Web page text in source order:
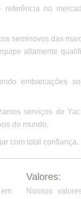
no
seminovos das
altamente
embarcações
serviços de
do mundo.
com total confiança.
Valores:
Nossos